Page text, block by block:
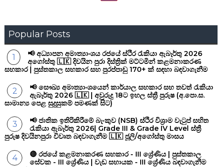
Popular Posts
📢 අධ්‍යාපන අමාත්‍යාංශය රජයේ ස්ථිර රැකියා ඇබෑර්තු 2026
අගෝස්තු 🇱🇰 දිවයින පුරා දිස්ත්‍රික් මට්ටමින් කළමනාකරණ
සහකාර | පුස්තකාල සහකාර සහ පුරප්පාඩු 170+ ක් සඳහා බඳවාගැනීම
📢 සෞඛ්‍ය අමාත්‍යාංශයෙන් කාර්යාල සහකාර සහ තවත් රැකියා
ඇබෑර්තු 2026 🇱🇰 | අවුරුදු 18ට ඉහල ස්ත්‍රී පුරුෂ (අ.පො.ස.
සාමාන්‍ය පෙළ සුදුසුකම් පමණක් සිට)
📢 ජාතික ඉතිරිකිරීමේ බැංකුව (NSB) ස්ථිර විශ්‍රාම වැටුප් සහිත
රැකියා ඇබෑර්තු 2026| Grade III & Grade IV Level ස්ත්‍රී
පුරුෂ දිවයිනපුරා විවෘත බඳවාගැනීම 🇱🇰 ජූලි/අගෝස්තු මාසය
🔴 රජයේ කළමනාකරණ සහකාර - III ශ්‍රේණිය | පුස්තකාල
සේවක - III ශ්‍රේණිය | වැඩ සහායක - III ශ්‍රේණිය බඳවාගැනීම